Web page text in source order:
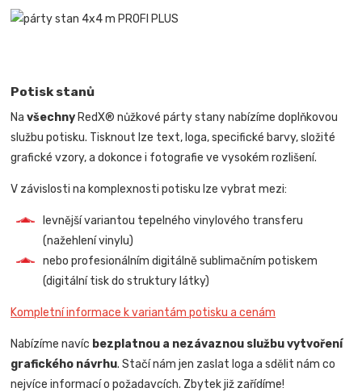
Potisk stanů
Navšechny RedX® nůžkové párty stany nabízíme doplňkovou
službu potisku. Tisknout lze text, loga, specifické barvy, složité
grafické vzory, a dokonce i fotografie ve vysokém rozlišení.
V závislosti na komplexnosti potisku lze vybrat mezi:
levnější variantou tepelného vinylového transferu
(nažehlení vinylu)
nebo profesionálním digitálně sublimačním potiskem
(digitální tisk do struktury látky)
Kompletní informace k variantám potisku a cenám
Nabízíme navíc bezplatnou a nezávaznou službu vytvoření
grafického návrhu. Stačí nám jen zaslat loga a sdělit nám co
nejvíce informací o požadavcích. Zbytek již zařídíme!